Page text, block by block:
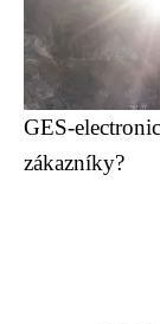
GES-
zákazníky?